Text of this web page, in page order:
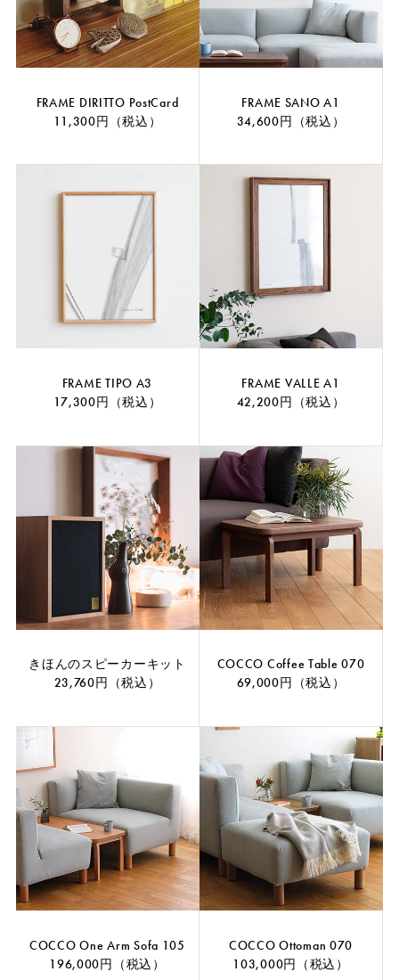
FRAME DIRITTO PostCard
11,300円（税込）
FRAME SANO A1
34,600円（税込）
FRAME TIPO A3
17,300円（税込）
FRAME VALLE A1
42,200円（税込）
きほんのスピーカーキット
23,760円（税込）
COCCO Coffee Table 070
69,000円（税込）
COCCO One Arm Sofa 105
196,000円（税込）
COCCO Ottoman 070
103,000円（税込）